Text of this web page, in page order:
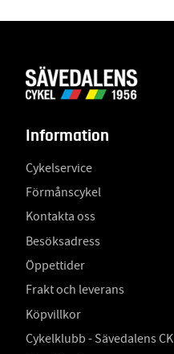
Information
Cykelservice
Förmånscykel
Kontakta oss
Besöksadress
Öppettider
Frakt och leverans
Köpvillkor
Cykelklubb - Sävedalens CK